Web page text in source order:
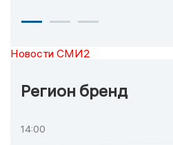
Новости СМИ2
Регион бренд
14:00